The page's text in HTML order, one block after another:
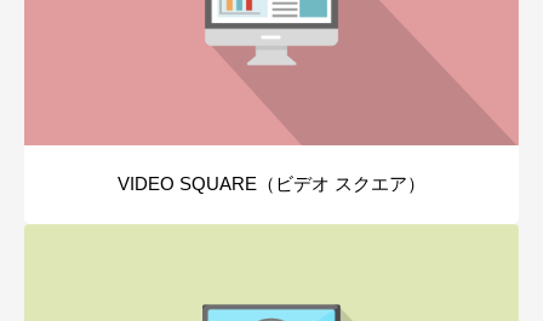
VIDEO SQUARE（ビデオ スクエア）